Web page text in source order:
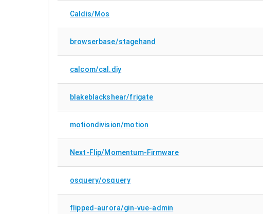
Caldis/Mos
browserbase/stagehand
calcom/cal.diy
blakeblackshear/frigate
motiondivision/motion
Next-Flip/Momentum-Firmware
osquery/osquery
flipped-aurora/gin-vue-admin